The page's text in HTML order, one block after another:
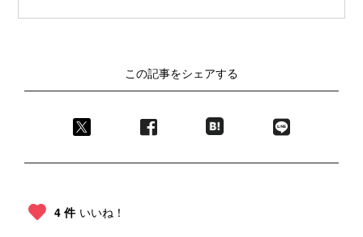
この記事をシェアする
4 件 いいね！